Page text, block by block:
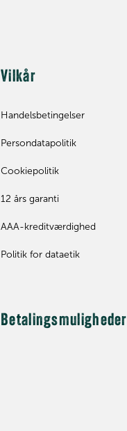
Vilkår
Handelsbetingelser
Persondatapolitik
Cookiepolitik
12 års garanti
AAA-kreditværdighed
Politik for dataetik
Betalingsmuligheder